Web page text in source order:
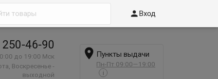
Вход
46-90
до 19:00 Мск
Воскресенье -
выходной
 Пункты выдачи
Пн-Пт 09:00—19:00
i